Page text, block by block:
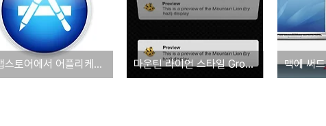
맥 앱스토어에서 어플리케이션 구매내역 감추기 마운틴 라이언 스타일 Growl 테마와 Dock 테마, 배경화면 3종 세트